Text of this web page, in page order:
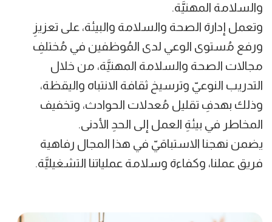
والسلامة المهنيَّة.
وتعمل إدارة الصحة والسلامة والبيئة، على تعزيزِ
ورفع مُستوى الوعي لدى المُوظفين في مُختلفِ
مجالات الصحة والسلامة المهنيَّة، من خلال
التدريب النوعيّ وترسيخ ثقافة الانتباه واليقظة،
وذلك بهدفِ تقليل مُعدلات الحوادث، وتخفيف
المخاطر في بيئةِ العمل إلى الحدِ الأدنى.
يضمن نهجنا الاستباقيّ في هذا المجال رفاهية
فريق عملنا، وكفاءة وسلامة عملياتنا التشغيليَّة.